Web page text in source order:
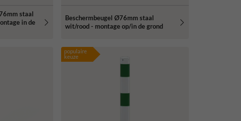
staal
in de
Beschermbeugel Ø76mm staal
wit/rood - montage op/in de grond
populaire
keuze